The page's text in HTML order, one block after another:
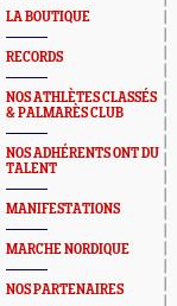
LA BOUTIQUE
RECORDS
NOS ATHLÈTES CLASSÉS
& PALMARÈS CLUB
NOS ADHÉRENTS ONT DU
TALENT
MANIFESTATIONS
MARCHE NORDIQUE
NOS PARTENAIRES